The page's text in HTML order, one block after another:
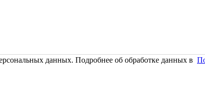
данных. Подробнее об обработке данных в